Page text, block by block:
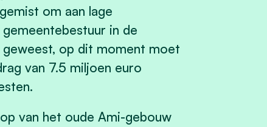
om aan lage
in de
op dit moment moet
van 7.5 miljoen euro
van het oude Ami-gebouw